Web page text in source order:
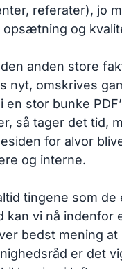
referater), jo
opsætning og
anden store
nyt, omskrives
en stor bunke
så tager det tid,
for alvor
og interne.
tingene som de
kan vi nå indenfor
bedst mening at
er det